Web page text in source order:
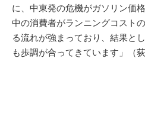
に、中東発の危機がガソリン価
中の消費者がランニングコスト
る流れが強まっており、結果と
も歩調が合ってきています」（荻